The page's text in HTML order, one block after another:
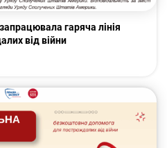
гаряча лінія
від війни